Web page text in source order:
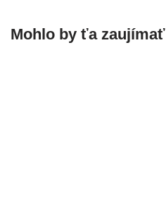
Mohlo by ťa zaujímať